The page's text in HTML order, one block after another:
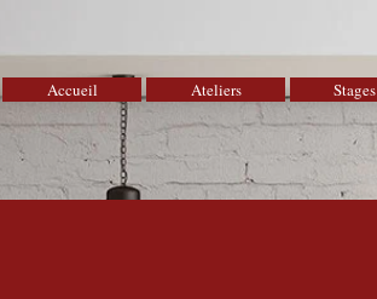
Accueil Ateliers Stages